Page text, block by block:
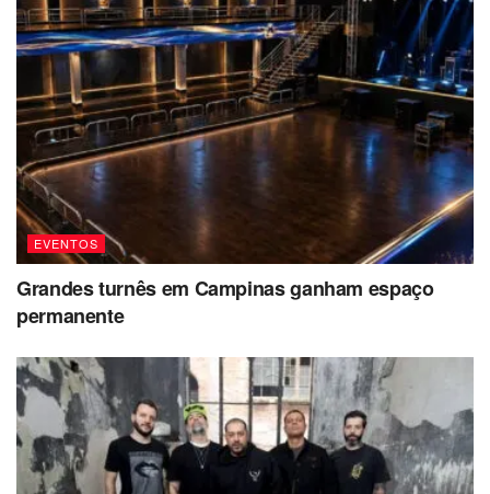
EVENTOS
Grandes turnês em Campinas ganham espaço
permanente